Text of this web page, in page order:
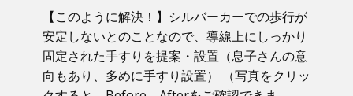
【このように解決！】​シルバーカーでの歩行が
安定しないとのことなので、導線上にしっかり
固定された手すりを提案・設置（息子さんの意
向もあり、多めに手すり設置） （写真をクリッ